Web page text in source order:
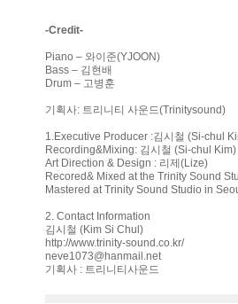
-Credit-
Piano – 와이준(YJOON)
Bass – 김현배
Drum – 고병훈
기획사: 트리니티 사운드(Trinitysound)
1.Executive Producer :김시철 (Si-chul
Recording&Mixing: 김시철 (Si-chul
Art Direction & Design : 리제(Lize)
Recored& Mixed at the Trinity Sound
Mastered at Trinity Sound Studio in
2. Contact Information
김시철 (Kim Si Chul)
http://www.trinity-sound.co.kr/
neve1073@hanmail.net
기획사 : 트리니티사운드